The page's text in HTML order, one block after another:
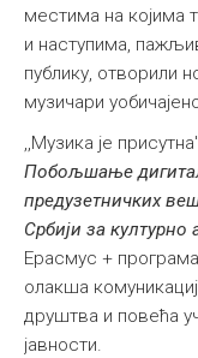
местима на којима
и наступима,
публику, отворили
музичари
,,Музика је
Побољшање
предузетничких
Србији за
Ерасмус +
олакша
друштва и повећа
јавности.